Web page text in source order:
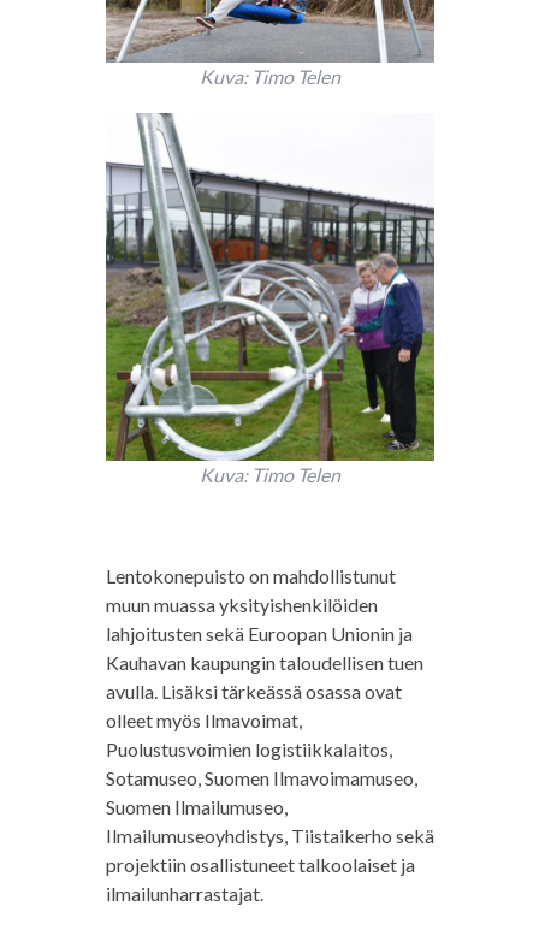
Kuva: Timo Telen
Kuva: Timo Telen
Lentokonepuisto on mahdollistunut
muun muassa yksityishenkilöiden
lahjoitusten sekä Euroopan Unionin ja
Kauhavan kaupungin taloudellisen tuen
avulla. Lisäksi tärkeässä osassa ovat
olleet myös Ilmavoimat,
Puolustusvoimien logistiikkalaitos,
Sotamuseo, Suomen Ilmavoimamuseo,
Suomen Ilmailumuseo,
Ilmailumuseoyhdistys, Tiistaikerho sekä
projektiin osallistuneet talkoolaiset ja
ilmailunharrastajat.